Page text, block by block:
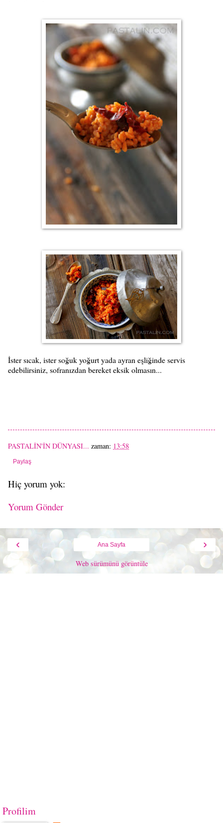
İster sıcak, ister soğuk yoğurt yada ayran eşliğinde servis
edebilirsiniz, sofranızdan bereket eksik olmasın...
PASTALİN'İN DÜNYASI... zaman: 13:58
Paylaş
Hiç yorum yok:
Yorum Gönder
‹ ›
Ana Sayfa
Web sürümünü görüntüle
Profilim